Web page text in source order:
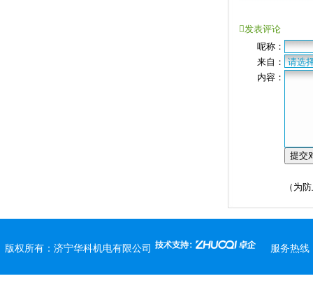
发表评论
呢称：
来自：
内容：
（为
版权所有： 济宁华科机电有限公司 服务热线